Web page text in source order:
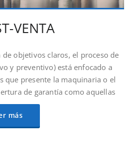
VENTA
objetivos claros, el proceso de
y preventivo) está enfocado a
que presente la maquinaria o el
de garantía como aquellas
más